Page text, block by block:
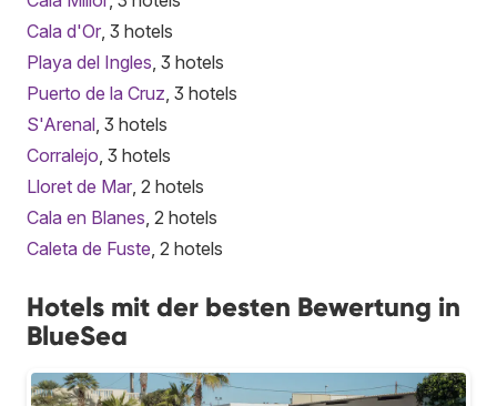
Cala d'Or , 3 hotels
Playa del Ingles , 3 hotels
Puerto de la Cruz , 3 hotels
S'Arenal , 3 hotels
Corralejo , 3 hotels
Lloret de Mar , 2 hotels
Cala en Blanes , 2 hotels
Caleta de Fuste , 2 hotels
Hotels mit der besten Bewertung in
BlueSea